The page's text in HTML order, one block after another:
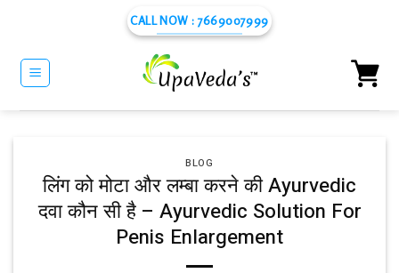
content
CALL NOW : 7669007999
BLOG
लिंग को मोटा और लम्बा करने की Ayurvedic
दवा कौन सी है – Ayurvedic Solution For
Penis Enlargement